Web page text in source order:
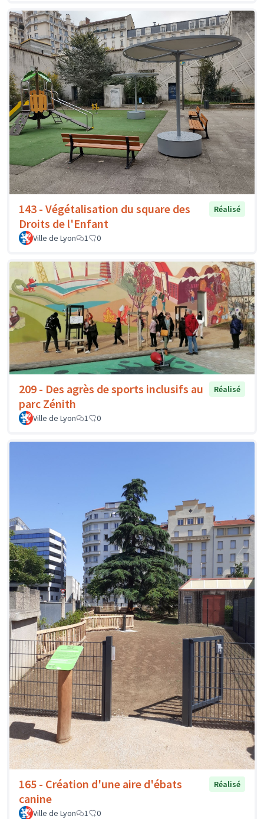
143 - Végétalisation du square des
Droits de l'Enfant
Réalisé
Ville de Lyon 1 0
209 - Des agrès de sports inclusifs au
parc Zénith
Réalisé
Ville de Lyon 1 0
165 - Création d'une aire d'ébats
canine
Réalisé
Ville de Lyon 1 0